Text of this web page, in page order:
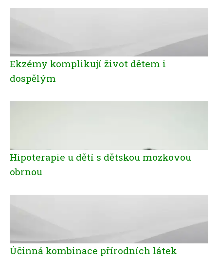
Ekzémy komplikují život dětem i
dospělým
Hipoterapie u dětí s dětskou mozkovou
obrnou
Účinná kombinace přírodních látek